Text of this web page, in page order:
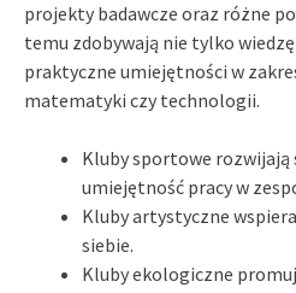
projekty badawcze oraz różne
temu zdobywają nie tylko
praktyczne umiejętności w
matematyki czy technologii.
Kluby sportowe rozwijają
umiejętność pracy w
Kluby artystyczne
siebie.
Kluby ekologiczne